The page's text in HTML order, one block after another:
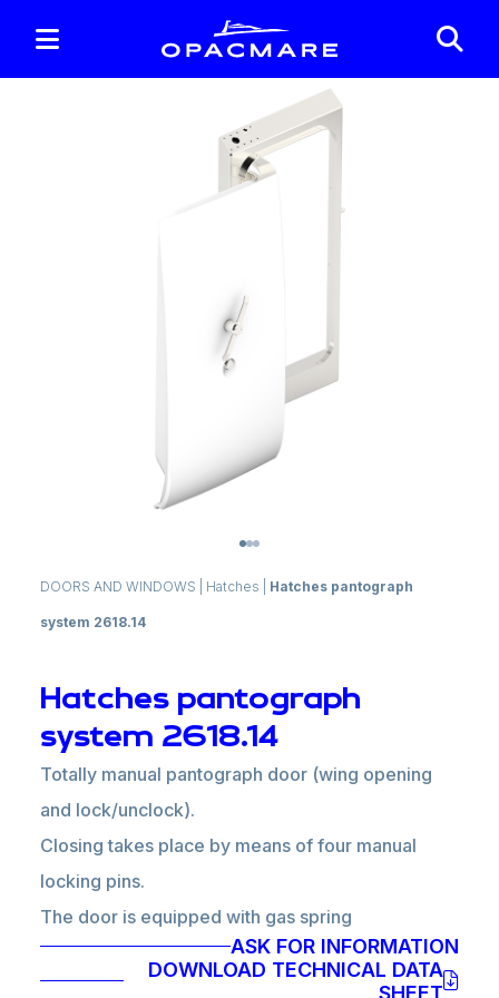
DOORS AND WINDOWS Hatches Hatches pantograph
system 2618.14
Hatches pantograph
system 2618.14
Totally manual pantograph door (wing opening
and lock/unclock).
Closing takes place by means of four manual
locking pins.
The door is equipped with gas spring
movement system to assist the operator during
opening and closing.
ASK FOR INFORMATION
DOWNLOAD TECHNICAL DATA
SHEET